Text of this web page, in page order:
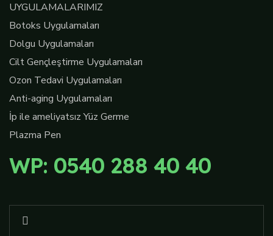
UYGULAMALARIMIZ
Botoks Uygulamaları
Dolgu Uygulamaları
Cilt Gençleştirme Uygulamaları
Ozon Tedavi Uygulamaları
Anti-aging Uygulamaları
İp ile ameliyatsız Yüz Germe
Plazma Pen
WP: 0540 288 40 40